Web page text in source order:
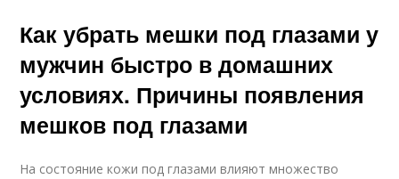
Как убрать мешки под глазами у
мужчин быстро в домашних
условиях. Причины появления
мешков под глазами
На состояние кожи под глазами влияют множество